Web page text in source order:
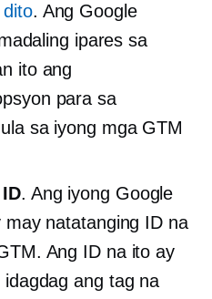
. Ang Google
ipares sa
ito ang
para sa
sa iyong mga GTM
. Ang iyong Google
natatanging ID na
Ang ID na ito ay
idagdag ang tag na